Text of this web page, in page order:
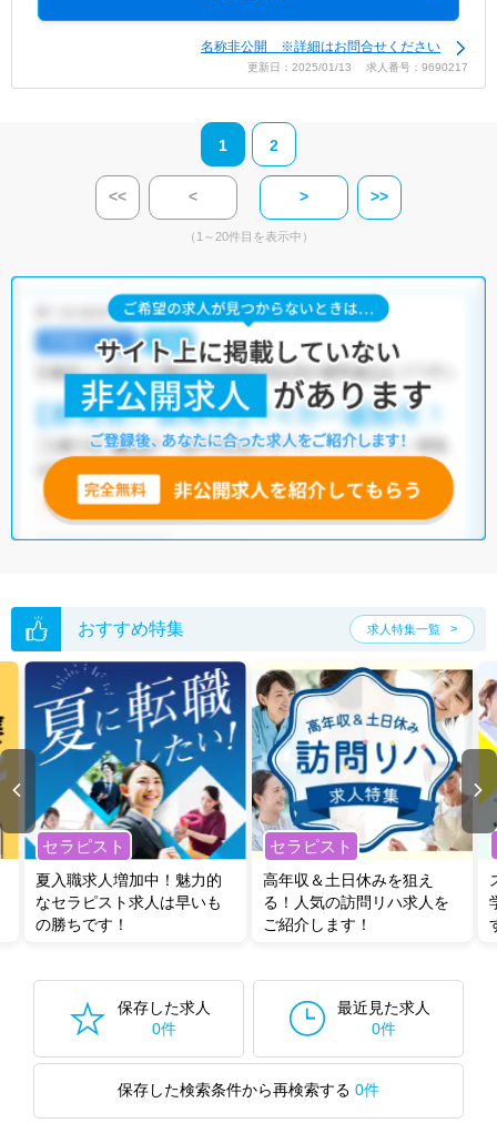
名称非公開 ※詳細はお問合せください
更新日：2025/01/13 求人番号：9690217
1 2
<< < > >>
（1～20件目を表示中）
おすすめ特集 求人特集一覧
セラピスト
夏入職求人増加中！魅力的
なセラピスト求人は早いも
の勝ちです！
セラピスト
高年収＆土日休みを狙え
る！人気の訪問リハ求人を
ご紹介します！
保存した求人
0件
最近見た求人
0件
保存した検索条件から再検索する 0件